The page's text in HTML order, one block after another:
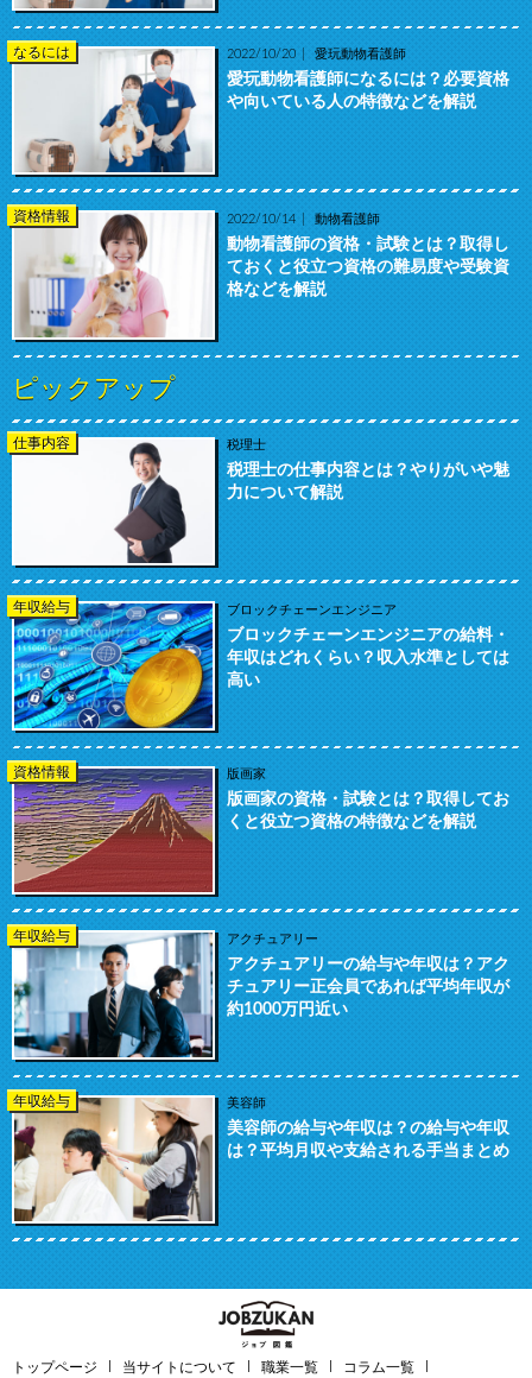
なるには 2022/10/20 愛玩動物看護師
愛玩動物看護師になるには？必要資格
や向いている人の特徴などを解説
資格情報 2022/10/14 動物看護師
動物看護師の資格・試験とは？取得し
ておくと役立つ資格の難易度や受験資
格などを解説
ピックアップ
仕事内容 税理士
税理士の仕事内容とは？やりがいや魅
力について解説
年収給与 ブロックチェーンエンジニア
ブロックチェーンエンジニアの給料・
年収はどれくらい？収入水準としては
高い
資格情報 版画家
版画家の資格・試験とは？取得してお
くと役立つ資格の特徴などを解説
年収給与 アクチュアリー
アクチュアリーの給与や年収は？アク
チュアリー正会員であれば平均年収が
約1000万円近い
年収給与 美容師
美容師の給与や年収は？の給与や年収
は？平均月収や支給される手当まとめ
トップページ 当サイトについて 職業一覧 コラム一覧